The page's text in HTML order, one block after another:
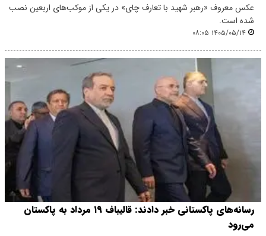
عکس معروف «رهبر شهید با تعارف چای» در یکی از موکب‌های اربعین نصب
شده است.
۱۴۰۵/۰۵/۱۴ ۰۸:۰۵
رسانه‌های پاکستانی خبر دادند: قالیباف ۱۹ مرداد به پاکستان
می‌رود